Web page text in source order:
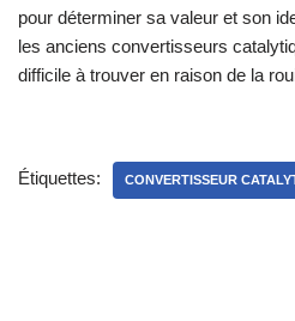
pour déterminer sa valeur et son
les anciens convertisseurs
difficile à trouver en raison de la
Étiquettes: CONVERTISSEUR